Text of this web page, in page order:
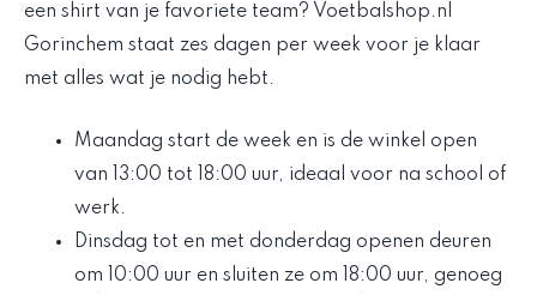
een shirt van je favoriete team? Voetbalshop.nl
Gorinchem staat zes dagen per week voor je klaar
met alles wat je nodig hebt.
Maandag start de week en is de winkel open
van 13:00 tot 18:00 uur, ideaal voor na school of
werk.
Dinsdag tot en met donderdag openen deuren
om 10:00 uur en sluiten ze om 18:00 uur, genoeg